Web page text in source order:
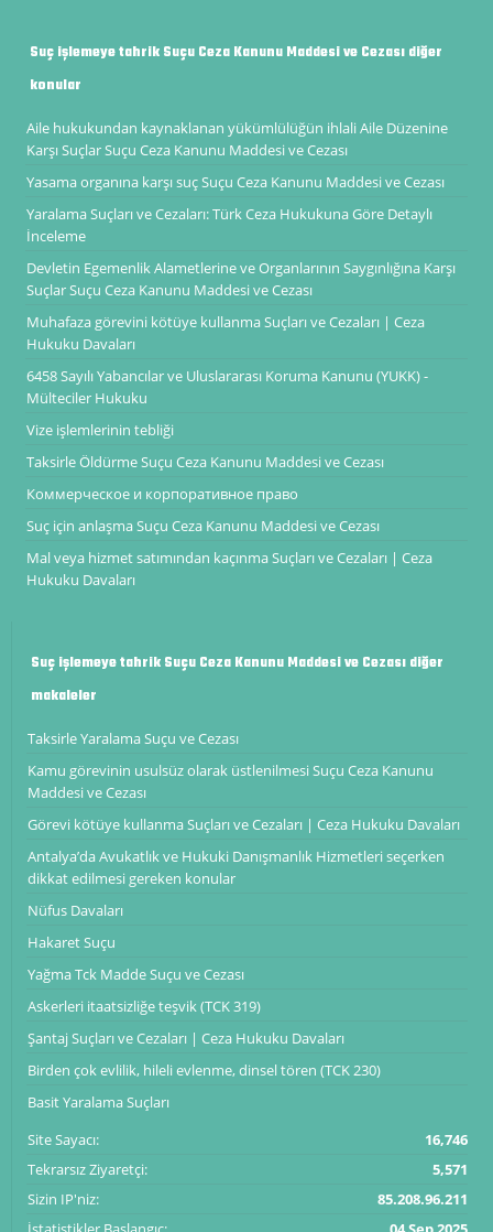
Suç işlemeye tahrik Suçu Ceza Kanunu Maddesi ve Cezası diğer
konular
Aile hukukundan kaynaklanan yükümlülüğün ihlali Aile Düzenine
Karşı Suçlar Suçu Ceza Kanunu Maddesi ve Cezası
Yasama organına karşı suç Suçu Ceza Kanunu Maddesi ve Cezası
Yaralama Suçları ve Cezaları: Türk Ceza Hukukuna Göre Detaylı
İnceleme
Devletin Egemenlik Alametlerine ve Organlarının Saygınlığına Karşı
Suçlar Suçu Ceza Kanunu Maddesi ve Cezası
Muhafaza görevini kötüye kullanma Suçları ve Cezaları | Ceza
Hukuku Davaları
6458 Sayılı Yabancılar ve Uluslararası Koruma Kanunu (YUKK) -
Mülteciler Hukuku
Vize işlemlerinin tebliği
Taksirle Öldürme Suçu Ceza Kanunu Maddesi ve Cezası
Коммерческое и корпоративное право
Suç için anlaşma Suçu Ceza Kanunu Maddesi ve Cezası
Mal veya hizmet satımından kaçınma Suçları ve Cezaları | Ceza
Hukuku Davaları
Suç işlemeye tahrik Suçu Ceza Kanunu Maddesi ve Cezası diğer
makaleler
Taksirle Yaralama Suçu ve Cezası
Kamu görevinin usulsüz olarak üstlenilmesi Suçu Ceza Kanunu
Maddesi ve Cezası
Görevi kötüye kullanma Suçları ve Cezaları | Ceza Hukuku Davaları
Antalya’da Avukatlık ve Hukuki Danışmanlık Hizmetleri seçerken
dikkat edilmesi gereken konular
Nüfus Davaları
Hakaret Suçu
Yağma Tck Madde Suçu ve Cezası
Askerleri itaatsizliğe teşvik (TCK 319)
Şantaj Suçları ve Cezaları | Ceza Hukuku Davaları
Birden çok evlilik, hileli evlenme, dinsel tören (TCK 230)
Basit Yaralama Suçları
Site Sayacı:
16,746
Tekrarsız Ziyaretçi:
5,571
Sizin IP'niz:
85.208.96.211